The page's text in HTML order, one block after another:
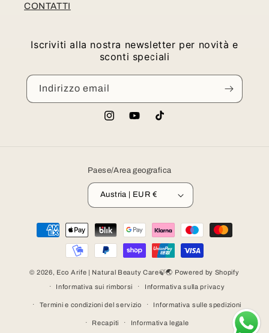
CONTATTI
Iscriviti alla nostra newsletter per novità e
sconti speciali
Indirizzo email
InstagramYouTubeTikTok
Paese/Area geografica
Austria | EUR €
Metodi
pagamento
© 2026, Eco Arife | Natural Beauty Care🍃🌏 Powered by Shopify
Informativa sui rimborsi
Informativa sulla privacy
Termini e condizioni del servizio Informativa sulle spedizioni
Recapiti Informativa legale